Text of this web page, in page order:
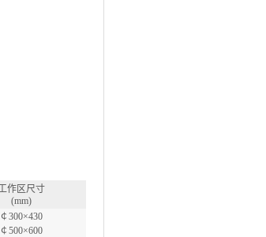
作区尺寸
(mm)
￠300×430
￠500×600